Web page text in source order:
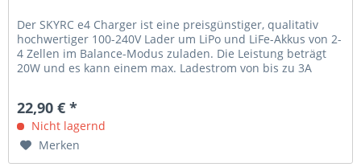
Der SKYRC e4 Charger ist eine preisgünstiger, qualitativ
hochwertiger 100-240V Lader um LiPo und LiFe-Akkus von 2-
4 Zellen im Balance-Modus zuladen. Die Leistung beträgt
20W und es kann einem max. Ladestrom von bis zu 3A
22,90 € *
Nicht lagernd
Merken